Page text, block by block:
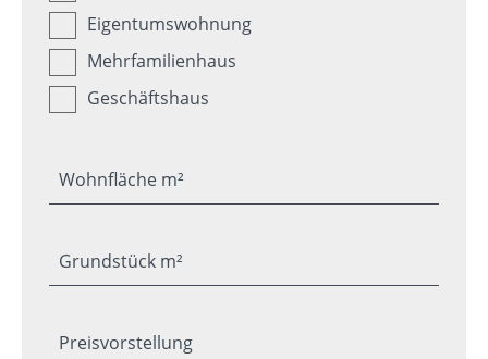
Eigentumswohnung
Mehrfamilienhaus
Geschäftshaus
Wohnfläche m²
Grundstück m²
Preisvorstellung